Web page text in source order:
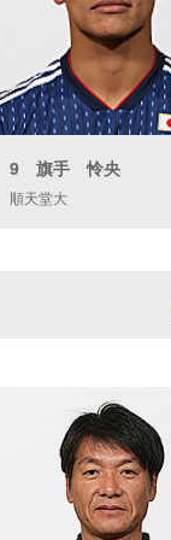
9 旗手 怜央
順天堂大